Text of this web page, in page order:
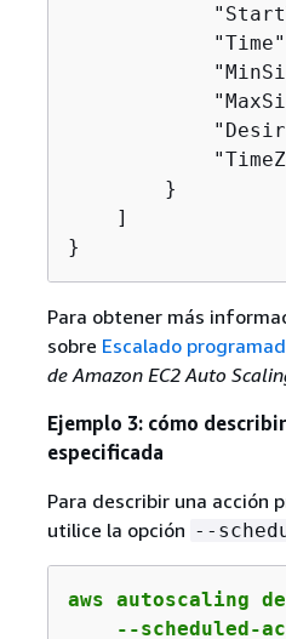
        }
    ]
}
Para obtener más
sobre Escalado
de Amazon EC2 Auto
Ejemplo 3: cómo
especificada
Para describir una acción
utilice la opción --
aws autoscaling
--scheduled-